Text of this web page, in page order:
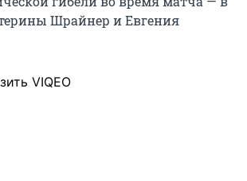
Шрайнер и Евгения
VIQEO